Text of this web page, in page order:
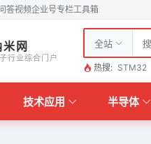
答视频企业号专栏工具箱
米网
行业综合门户
全站
热搜: STM32
技术应用 半导体